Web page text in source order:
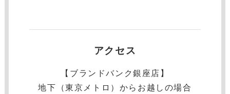
アクセス
【ブランドバンク銀座店】
地下（東京メトロ）からお越しの場合